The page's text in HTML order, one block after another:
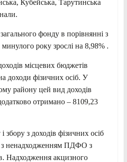
Кубейська, Тарутинська
фонду в порівнянні з
року зрослі на 8,98% .
місцевих бюджетів
доходи фізичних осіб. У
району цей вид доходів
отримано – 8109,23
збору з доходів фізичних осіб
з ненадходженням ПДФО з
Надходження акцизного